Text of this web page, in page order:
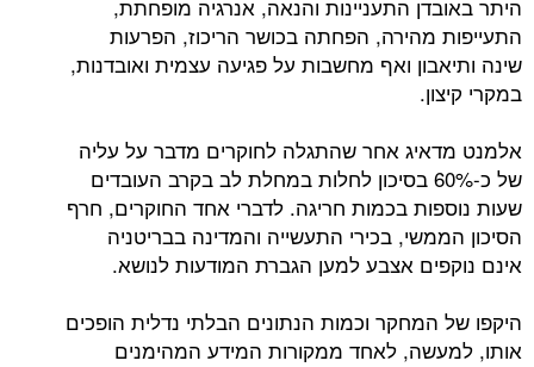
התעניינות והנאה, אנרגיה מופחתת,
מהירה, הפחתה בכושר הריכוז, הפרעות
ואף מחשבות על פגיעה עצמית ואובדנות,
אחר שהתגלה לחוקרים מדבר על עליה
של כ-60% בסיכון לחלות במחלת לב בקרב העובדים
בכמות חריגה. לדברי אחד החוקרים, חרף
בכירי התעשייה והמדינה בבריטניה
אצבע למען הגברת המודעות לנושא.
וכמות הנתונים הבלתי נדלית הופכים
לאחד ממקורות המידע המהימנים